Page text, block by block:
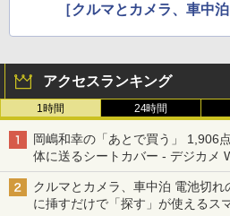
［クルマとカメラ、車中
アクセスランキング
1時間 24時間
岡嶋和幸の「あとで買う」 1,906
体に送るシートカバー - デジカメ
クルマとカメラ、車中泊 電池切れ
に挿すだけで「探す」が使えるス